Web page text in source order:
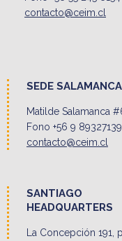
contacto@ceim.cl
SEDE SALAMANCA
Matilde Salamanca
Fono +56 9 89327139
contacto@ceim.cl
SANTIAGO
HEADQUARTERS
La Concepción 191,